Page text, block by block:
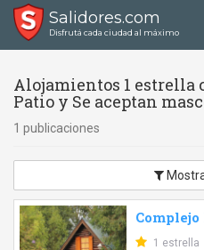
Salidores.com
Disfrutá cada ciudad al máximo
Alojamientos 1 estrella
Patio y Se aceptan
1 publicaciones
1 estrella